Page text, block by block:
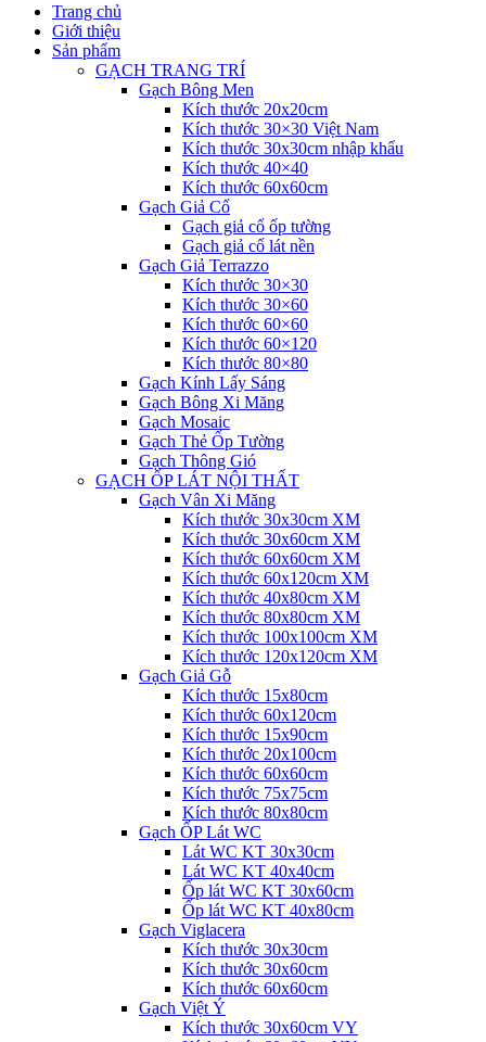
Trang chủ
Giới thiệu
Sản phẩm
GẠCH TRANG TRÍ
Gạch Bông Men
Kích thước 20x20cm
Kích thước 30×30 Việt Nam
Kích thước 30x30cm nhập khẩu
Kích thước 40×40
Kích thước 60x60cm
Gạch Giả Cổ
Gạch giả cổ ốp tường
Gạch giả cổ lát nền
Gạch Giả Terrazzo
Kích thước 30×30
Kích thước 30×60
Kích thước 60×60
Kích thước 60×120
Kích thước 80×80
Gạch Kính Lấy Sáng
Gạch Bông Xi Măng
Gạch Mosaic
Gạch Thẻ Ốp Tường
Gạch Thông Gió
GẠCH ỐP LÁT NỘI THẤT
Gạch Vân Xi Măng
Kích thước 30x30cm XM
Kích thước 30x60cm XM
Kích thước 60x60cm XM
Kích thước 60x120cm XM
Kích thước 40x80cm XM
Kích thước 80x80cm XM
Kích thước 100x100cm XM
Kích thước 120x120cm XM
Gạch Giả Gỗ
Kích thước 15x80cm
Kích thước 60x120cm
Kích thước 15x90cm
Kích thước 20x100cm
Kích thước 60x60cm
Kích thước 75x75cm
Kích thước 80x80cm
Gạch ỐP Lát WC
Lát WC KT 30x30cm
Lát WC KT 40x40cm
Ốp lát WC KT 30x60cm
Ốp lát WC KT 40x80cm
Gạch Viglacera
Kích thước 30x30cm
Kích thước 30x60cm
Kích thước 60x60cm
Gạch Việt Ý
Kích thước 30x60cm VY